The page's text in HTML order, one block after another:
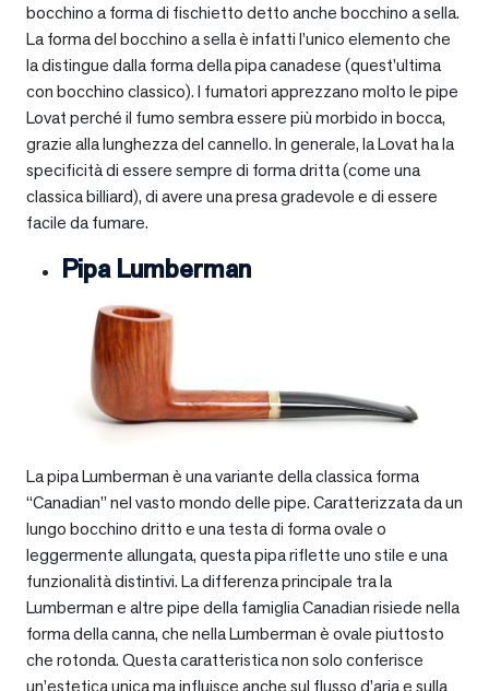
bocchino a forma di fischietto detto anche bocchino a sella.
La forma del bocchino a sella è infatti l’unico elemento che
la distingue dalla forma della pipa canadese (quest’ultima
con bocchino classico). I fumatori apprezzano molto le pipe
Lovat perché il fumo sembra essere più morbido in bocca,
grazie alla lunghezza del cannello. In generale, la Lovat ha la
specificità di essere sempre di forma dritta (come una
classica billiard), di avere una presa gradevole e di essere
facile da fumare.
Pipa Lumberman
La pipa Lumberman è una variante della classica forma
“Canadian” nel vasto mondo delle pipe. Caratterizzata da un
lungo bocchino dritto e una testa di forma ovale o
leggermente allungata, questa pipa riflette uno stile e una
funzionalità distintivi. La differenza principale tra la
Lumberman e altre pipe della famiglia Canadian risiede nella
forma della canna, che nella Lumberman è ovale piuttosto
che rotonda. Questa caratteristica non solo conferisce
un’estetica unica ma influisce anche sul flusso d’aria e sulla